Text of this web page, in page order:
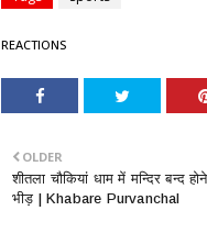
REACTIONS
OLDER
शीतला चौकियां धाम में मन्दिर बन्द
भीड़ | Khabare Purvanchal